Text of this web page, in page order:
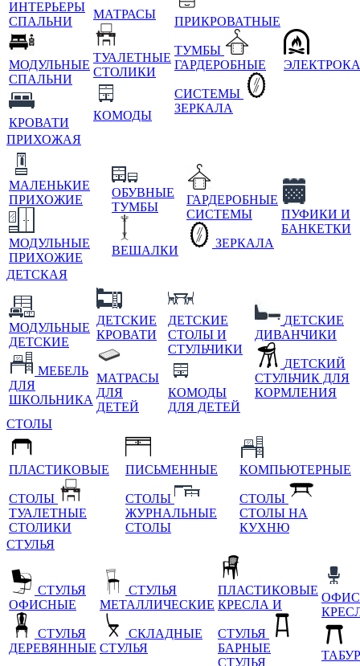
ИНТЕРЬЕРЫ
СПАЛЬНИ
МОДУЛЬНЫЕ
СПАЛЬНИ
КРОВАТИ
МАТРАСЫ
ТУАЛЕТНЫЕ
СТОЛИКИ
КОМОДЫ
ПРИКРОВАТНЫЕ
ТУМБЫ
ГАРДЕРОБНЫЕ
СИСТЕМЫ
ЗЕРКАЛА
ПРИХОЖАЯ
МАЛЕНЬКИЕ
ПРИХОЖИЕ
МОДУЛЬНЫЕ
ПРИХОЖИЕ
ОБУВНЫЕ
ТУМБЫ
ВЕШАЛКИ
ГАРДЕРОБНЫЕ
СИСТЕМЫ
ЗЕРКАЛА
ПУФИКИ И
БАНКЕТКИ
ДЕТСКАЯ
МОДУЛЬНЫЕ
ДЕТСКИЕ
МЕБЕЛЬ
ДЛЯ
ШКОЛЬНИКА
ДЕТСКИЕ
КРОВАТИ
МАТРАСЫ
ДЛЯ
ДЕТЕЙ
ДЕТСКИЕ
СТОЛЫ И
СТУЛЬЧИКИ
КОМОДЫ
ДЛЯ ДЕТЕЙ
ДЕТСКИЕ
ДИВАНЧИКИ
ДЕТСКИЙ
СТУЛЬЧИК ДЛЯ
КОРМЛЕНИЯ
СТОЛЫ
ПЛАСТИКОВЫЕ
СТОЛЫ
ТУАЛЕТНЫЕ
СТОЛИКИ
ПИСЬМЕННЫЕ
СТОЛЫ
ЖУРНАЛЬНЫЕ
СТОЛЫ
КОМПЬЮТЕРНЫЕ
СТОЛЫ
СТОЛЫ НА
КУХНЮ
СТУЛЬЯ
СТУЛЬЯ
ОФИСНЫЕ
СТУЛЬЯ
ДЕРЕВЯННЫЕ
СТУЛЬЯ
МЕТАЛЛИЧЕСКИЕ
СКЛАДНЫЕ
СТУЛЬЯ
ПЛАСТИКОВЫЕ
КРЕСЛА И
СТУЛЬЯ
БАРНЫЕ
СТУЛЬЯ